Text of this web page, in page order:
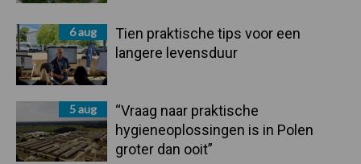
6 aug
Tien praktische tips voor een
langere levensduur
5 aug
“Vraag naar praktische
hygieneoplossingen is in Polen
groter dan ooit”